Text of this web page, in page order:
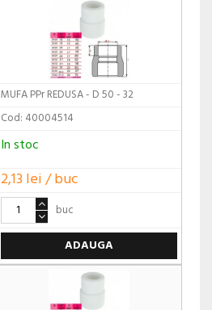
MUFA PPr REDUSA - D 50 - 32
Cod: 40004514
In stoc
2,13 lei / buc
buc
ADAUGA